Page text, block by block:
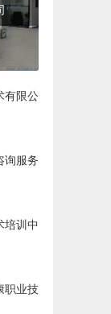
有限公
询服务
培训中
职业技